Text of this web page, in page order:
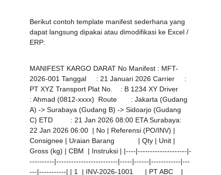
Berikut contoh template manifest sederhana yang
dapat langsung dipakai atau dimodifikasi ke Excel /
ERP:
MANIFEST KARGO DARAT No Manifest : MFT-
2026-001 Tanggal     : 21 Januari 2026 Carrier     :
PT XYZ Transport Plat No.    : B 1234 XY Driver
: Ahmad (0812-xxxx)  Route       : Jakarta (Gudang
A) -> Surabaya (Gudang B) -> Sidoarjo (Gudang
C) ETD         : 21 Jan 2026 08:00 ETA Surabaya:
22 Jan 2026 06:00  | No | Referensi (PO/INV) |
Consignee | Uraian Barang            | Qty | Unit |
Gross (kg) | CBM  | Instruksi | |----|--------------------|-
----------|-------------------------|-----|------|------------|---
---|-----------| | 1  | INV-2026-1001      | PT ABC    |